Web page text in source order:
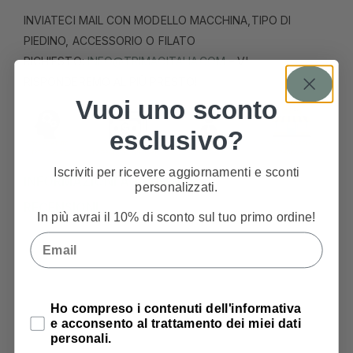
INVIATECI MAIL CON MODELLO MACCHINA,TIPO DI
PIEDINO, ACCESSORIO O FILATO
RICHIESTO:INFO@TRIMACITALIA.COM– VI
INFORMAZIONI AGGIUNTIVE
PRODOTTI CORRELATI
Vuoi uno sconto
esclusivo?
Iscriviti per ricevere aggiornamenti e sconti
personalizzati.
In più avrai il 10% di sconto sul tuo primo ordine!
Email
Privacy Policy
Ho compreso i contenuti dell'informativa
e acconsento al trattamento dei miei dati
personali.